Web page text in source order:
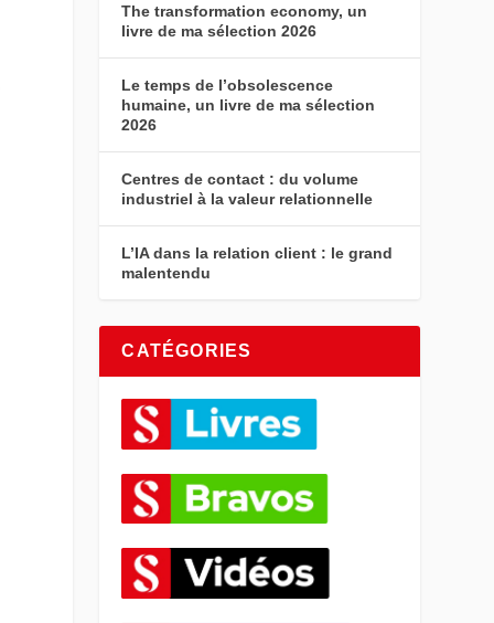
The transformation economy, un
livre de ma sélection 2026
Le temps de l’obsolescence
humaine, un livre de ma sélection
2026
Centres de contact : du volume
industriel à la valeur relationnelle
L’IA dans la relation client : le grand
malentendu
CATÉGORIES